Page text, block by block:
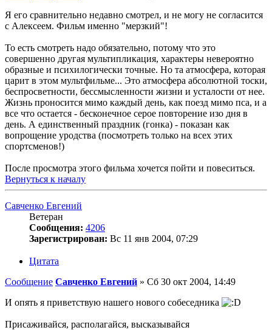
Я его сравнительно недавно смотрел, и не могу не согласится
с Алексеем. Фильм именно "мерзкий"!
То есть смотреть надо обязательно, потому что это
совершенно другая мультипликация, характеры невероятно
образные и психилогически точные. Но та атмосфера, которая
царит в этом мультфильме... Это атмосфера абсолютной тоски,
беспросветности, бессмысленности жизни и усталости от нее.
Жизнь проносится мимо каждый день, как поезд мимо пса, и а
все что остается - бесконечное серое повторение изо дня в
день. А единственный праздник (гонка) - показан как
вопрощение уродства (посмотреть только на всех этих
спортсменов!)
После просмотра этого фильма хочется пойти и повеситься.
Вернуться к началу
Савченко Евгений
Ветеран
Сообщения: 4206
Зарегистрирован: Вс 11 янв 2004, 07:29
Цитата
Сообщение Савченко Евгений » Сб 30 окт 2004, 14:49
И опять я приветствую нашего нового собеседника
Присаживайся, располагайся, высказывайся